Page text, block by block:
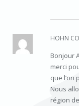
HOHN
Bonjour
merci
que l’on
Nous
région